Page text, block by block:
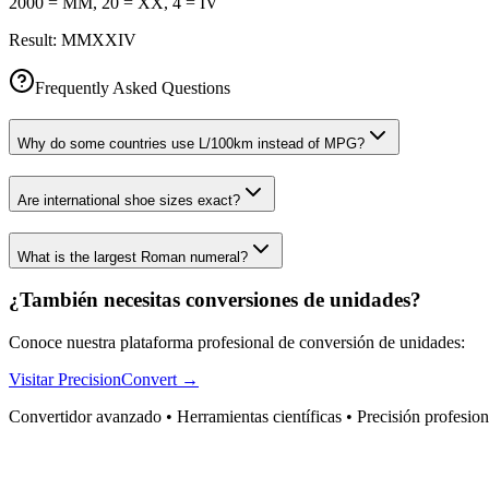
Result: MMXXIV
Frequently Asked Questions
Why do some countries use L/100km instead of MPG?
Are international shoe sizes exact?
What is the largest Roman numeral?
¿También necesitas conversiones de unidades?
Conoce nuestra plataforma profesional de conversión de unidades:
Visitar PrecisionConvert →
Convertidor avanzado • Herramientas científicas • Precisión